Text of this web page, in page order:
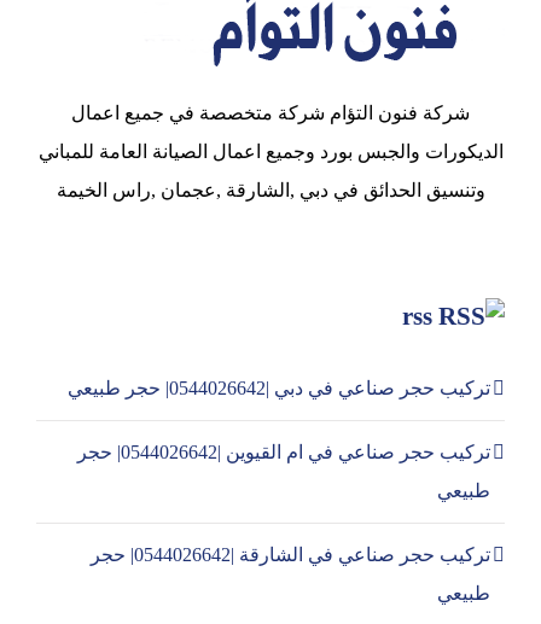
شركة فنون التؤام شركة متخصصة في جميع اعمال
الديكورات والجبس بورد وجميع اعمال الصيانة العامة للمباني
وتنسيق الحدائق في دبي ,الشارقة ,عجمان ,راس الخيمة
rss
تركيب حجر صناعي في دبي |0544026642| حجر طبيعي
تركيب حجر صناعي في ام القيوين |0544026642| حجر
طبيعي
تركيب حجر صناعي في الشارقة |0544026642| حجر
طبيعي